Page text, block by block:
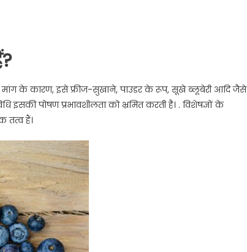
के कारण, इसे फ्रीज-सुखाने, पाउडर के रूप, सूखे ब्लूबेरी आदि जैसे
पोषण प्रभावशीलता को भ्रमित करती है। . विशेषज्ञों के
तत्व हैं।